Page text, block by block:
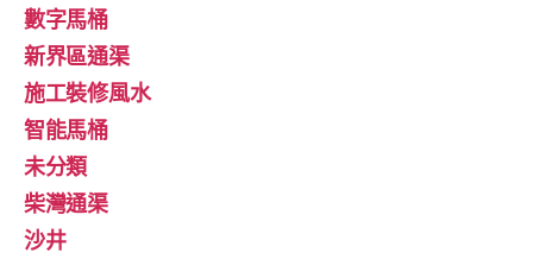
數字馬桶
新界區通渠
施工裝修風水
智能馬桶
未分類
柴灣通渠
沙井